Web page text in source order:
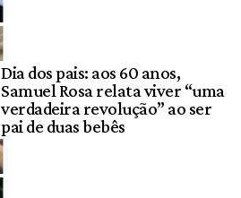
Dia dos pais: aos 60 anos,
Samuel Rosa relata viver “uma
verdadeira revolução” ao ser
pai de duas bebês